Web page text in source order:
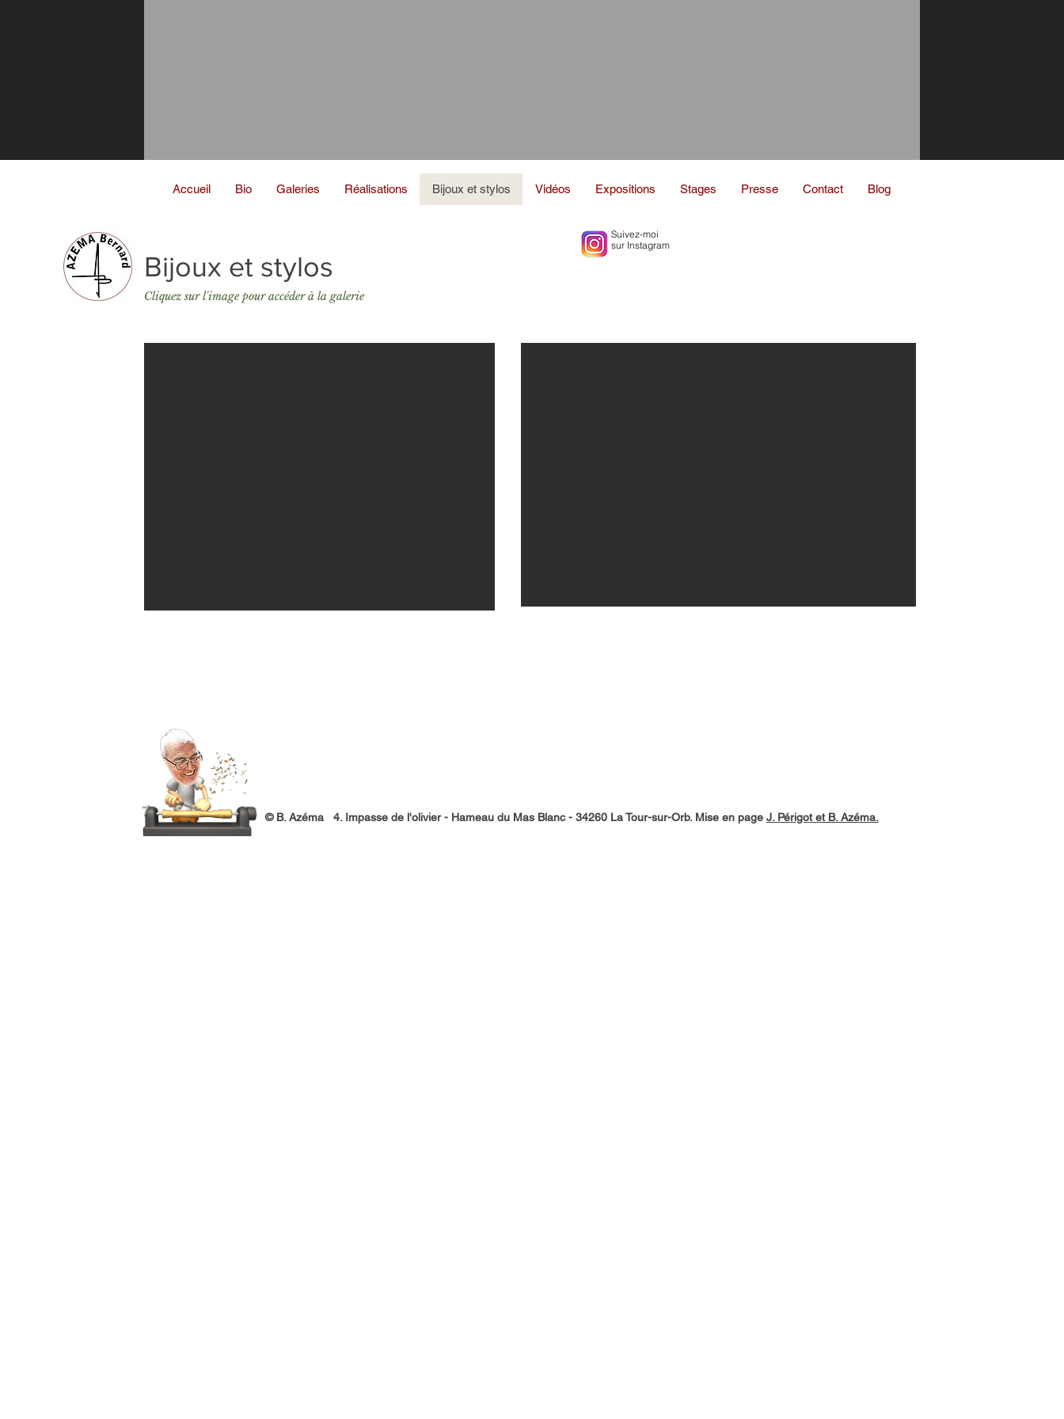
Bijoux et stylos
Cliquez sur l'image pour accéder à la galerie
Accueil Bio Galeries Réalisations Bijoux et stylos Vidéos Expositions Stages Presse Contact Blog
Suivez-moi
sur Instagram
© B. Azéma 4. Impasse de l'olivier - Hameau du Mas Blanc - 34260 La Tour-sur-Orb. Mise en page J. Périgot et B. Azéma.